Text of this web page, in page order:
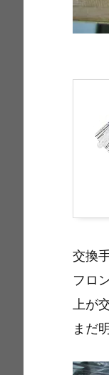
交換
フロ
上が
まだ